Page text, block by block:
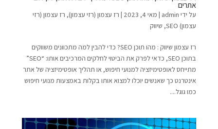
אתרים
על ידי admin
| מאי 4, 2023 | רז עצמון (רזי עצמון), רז עצמון (רזי
עצמון) SEO
, שיווק
רז עצמון שיווק : מהו תוכן SEO? כדי להבין למה מתכוונים משווקים
בתוכן SEO, כדאי לפרק את הביטוי לחלקים המרכיבים אותו: “SEO”
מתייחס לאופטימיזציה למנועי חיפוש, או תהליך אופטימיזציה של אתר
אינטרנט כך שאנשים יוכלו למצוא אותו בקלות באמצעות מנועי חיפוש
כמו גוגל....